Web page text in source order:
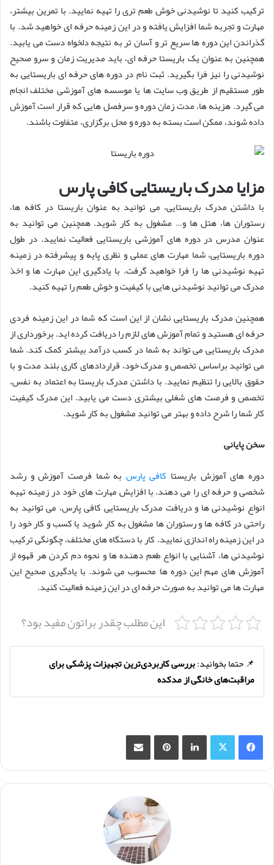
ترکیب کنید تا نوشیدنی خوش طعم تری را تهیه نمایید. با تمرین بیشتر،
مهارت و تجربه شما افزایش یافته و در این زمینه حرفه ای خواهید شد. با
گذراندن این دوره ها سریع تر و آسان تر به نتیجه دلخواه دست می یابید.
همچنین به عنوان یک باریستا حرفه ای، باید مدیریت زمان و سرو صحیح
نوشیدنی را نیز فرا بگیرید. ثبت نام در دوره های حرفه ای باریستایی به
طور مستقیم از طریق وب سایت ها یا موسسه های آموزشی مختلف انجام
می گیرد. هزینه ها، مدت زمان دوره و سرفصل هایی که قرار است آموزش
داده شوند، ممکن است بسته به دوره و محل برگزاری، متفاوت باشند.
مزایا مدرک باریستایی کافی پارس
با داشتن مدرک باریستایی، می ‌توانید به عنوان باریستا در کافه ها،
رستوران ها، هتل ‌ها و… مشغول به کار شوید. همچنین می ‌توانید به
عنوان مدرس در دوره ‌های آموزشی باریستایی فعالیت نمایید. در طول
دوره باریستایی، شما مهارت ‌های عملی و نظری پایه و پیشرفته در زمینه
تهیه نوشیدنی ها را فرا خواهید گرفت. با یادگیری این مهارت ها و اخذ
مدرک می توانید نوشیدنی هایی با کیفیت و خوش طعم را تهیه کنید.
همچنین مدرک باریستایی نشان از این است که شما در این زمینه فردی
حرفه ‌ای هستید و تمام آموزش های لازم را دریافت کرده اید. برخورداری از
مدرک باریستایی می ‌تواند به شما در کسب درآمد بیشتر کمک کند. شما
می ‌توانید براساس تخصص و مدرک خود، قراردادهای کاری بلند مدت و با
حقوق بالایی را تنظیم نمایید. با داشتن مدرک باریستا به اعتماد به نفس،
تخصص و فرصت ‌های شغلی بیشتری دست می یابید. این مدرک کیفیت
کار شما را شرح داده و بهتر می توانید مشغول به کار شوید.
سخن پایانی
دوره های آموزش باریستا کافی پارس به شما فرصت آموزش و رشد
شخصی و حرفه ‌ای را می ‌دهند. با افزایش مهارت‌ های خود در زمینه تهیه
انواع نوشیدنی ها و دریافت مدرک باریستایی کافی پارس، می توانید به
راحتی در کافه ها و رستوران ها مشغول به کار شوید یا کسب و کار خود را
در این زمینه راه اندازی نمایید. کار با دستگاه های مختلف، چگونگی ترکیب
نوشیدنی ها، آشنایی با انواع طعم دهنده ها و نحوه دم کردن هر قهوه از
آموزش های مهم این دوره ها محسوب می شوند. با یادگیری صحیح این
مهارت ها می توانید به صورت حرفه ای در این زمینه فعالیت کنید.
این مطلب چقدر براتون مفید بود؟
📌 حتما بخوانید:بررسی کاربردی‌ترین تجهیزات پزشکی برای
مراقبت‌های خانگی از مدکده
فیس بوک X لینکدین ‫پین‌ترست